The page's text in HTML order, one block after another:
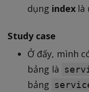
dụng indexlà
Study case
Ở đấy, mình
bảng là
bảng